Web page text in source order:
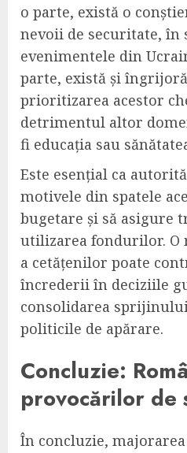
o parte, există o
nevoii de securitate, în
evenimentele din
parte, există și
prioritizarea acestor
detrimentul altor
fi educația sau
Este esențial ca
motivele din spatele
bugetare și să asigure
utilizarea fondurilor. O
a cetățenilor poate
încrederii în deciziile
consolidarea
politicile de apărare.
Concluzie:
provocărilor de
În concluzie,